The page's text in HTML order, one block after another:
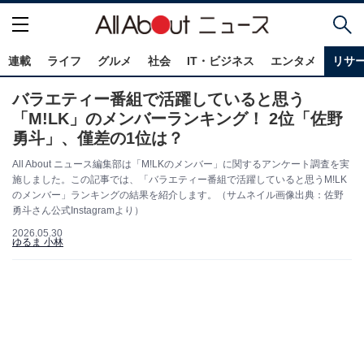
連載 ライフ グルメ 社会 IT・ビジネス エンタメ リサ
バラエティー番組で活躍していると思う
「M!LK」のメンバーランキング！ 2位「佐野
勇斗」、僅差の1位は？
All About ニュース編集部は「M!LKのメンバー」に関するアンケート調査を実
施しました。この記事では、「バラエティー番組で活躍していると思うM!LK
のメンバー」ランキングの結果を紹介します。（サムネイル画像出典：佐野
勇斗さん公式Instagramより）
2026.05.30
ゆるま 小林